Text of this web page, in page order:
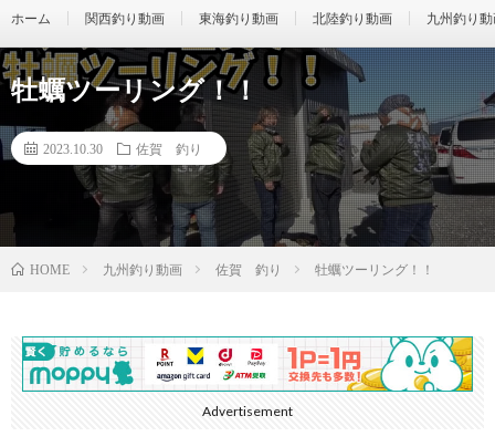
ホーム 関西釣り動画 東海釣り動画 北陸釣り動画 九州釣り
牡蠣ツーリング！！
2023.10.30 佐賀 釣り
HOME 九州釣り動画 佐賀 釣り 牡蠣ツーリング！！
Advertisement